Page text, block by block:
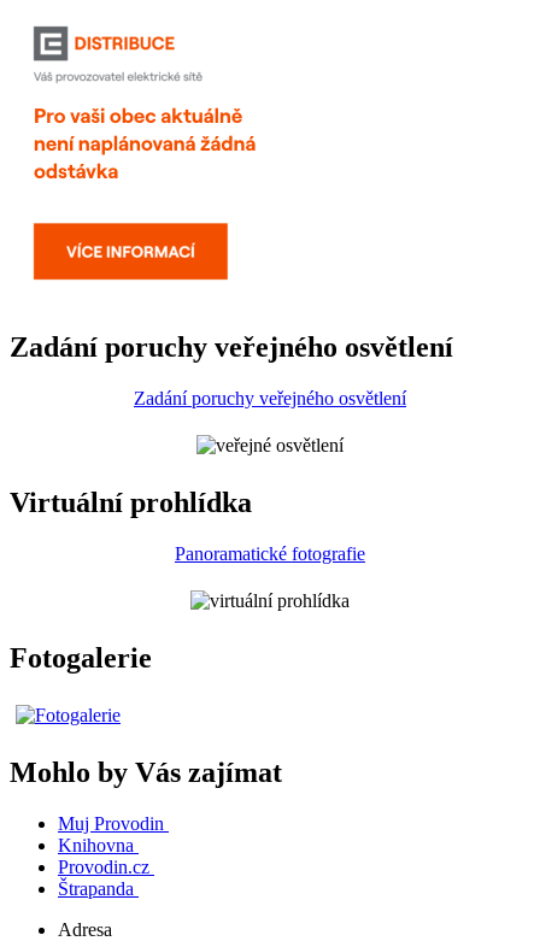
Zadání poruchy veřejného osvětlení
Zadání poruchy veřejného osvětlení
Virtuální prohlídka
Panoramatické fotografie
Fotogalerie
Mohlo by Vás zajímat
Muj Provodin
Knihovna
Provodin.cz
Štrapanda
Adresa